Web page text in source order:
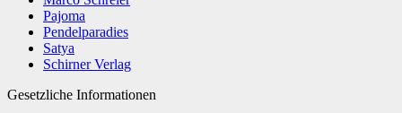
Pajoma
Pendelparadies
Satya
Schirner Verlag
Gesetzliche Informationen